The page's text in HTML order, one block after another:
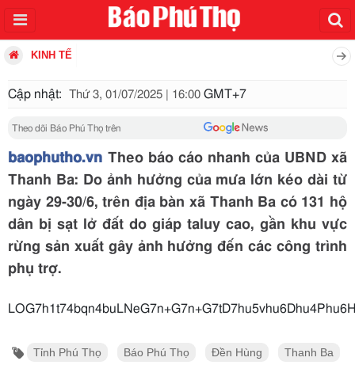
KINH TẾ
Cập nhật: Thứ 3, 01/07/2025 | 16:00 GMT+7
Theo dõi Báo Phú Thọ trên
baophutho.vn Theo báo cáo nhanh của UBND xã
Thanh Ba: Do ảnh hưởng của mưa lớn kéo dài từ
ngày 29-30/6, trên địa bàn xã Thanh Ba có 131 hộ
dân bị sạt lở đất do giáp taluy cao, gần khu vực
rừng sản xuất gây ảnh hưởng đến các công trình
phụ trợ.
Tỉnh Phú Thọ Báo Phú Thọ Đền Hùng Thanh Ba